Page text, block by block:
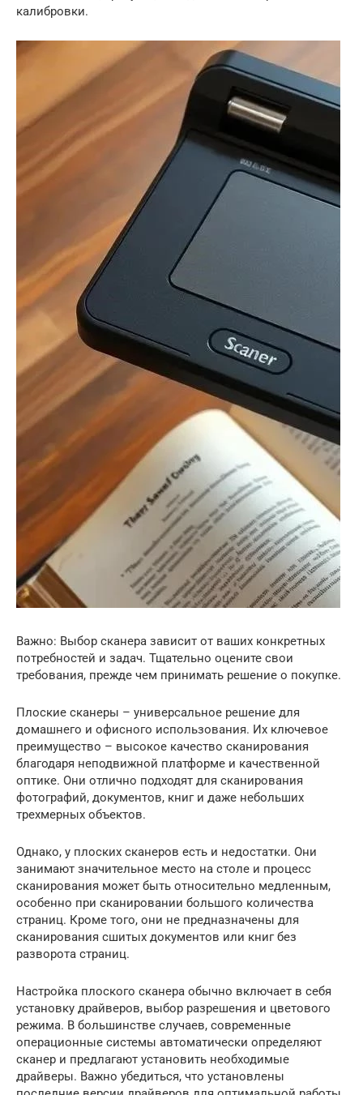
калибровки.
Важно: Выбор сканера зависит от ваших конкретных
потребностей и задач. Тщательно оцените свои
требования, прежде чем принимать решение о покупке.
Плоские сканеры – универсальное решение для
домашнего и офисного использования. Их ключевое
преимущество – высокое качество сканирования
благодаря неподвижной платформе и качественной
оптике. Они отлично подходят для сканирования
фотографий, документов, книг и даже небольших
трехмерных объектов.
Однако, у плоских сканеров есть и недостатки. Они
занимают значительное место на столе и процесс
сканирования может быть относительно медленным,
особенно при сканировании большого количества
страниц. Кроме того, они не предназначены для
сканирования сшитых документов или книг без
разворота страниц.
Настройка плоского сканера обычно включает в себя
установку драйверов, выбор разрешения и цветового
режима. В большинстве случаев, современные
операционные системы автоматически определяют
сканер и предлагают установить необходимые
драйверы. Важно убедиться, что установлены